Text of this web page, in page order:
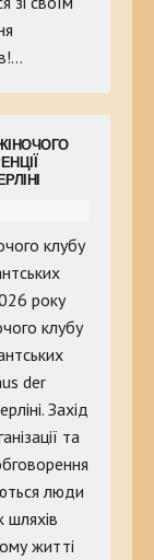
клубу
року
клубу
der
Захід
та
люди
шляхів
житті